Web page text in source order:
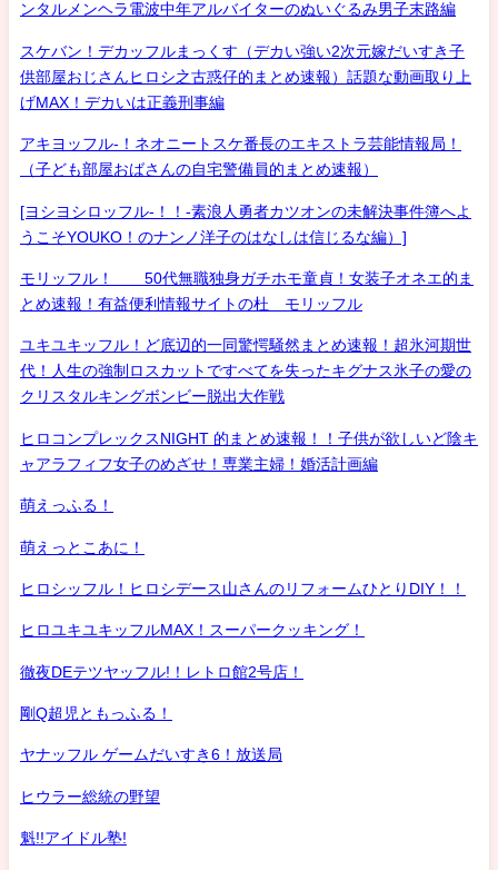
ンタルメンヘラ電波中年アルバイターのぬいぐるみ男子末路編
スケバン！デカッフルまっくす（デカい強い2次元嫁だいすき子
供部屋おじさんヒロシ之古惑仔的まとめ速報）話題な動画取り上
げMAX！デカいは正義刑事編
アキヨッフル-！ネオニートスケ番長のエキストラ芸能情報局！
（子ども部屋おばさんの自宅警備員的まとめ速報）
[ヨシヨシロッフル-！！-素浪人勇者カツオンの未解決事件簿へよ
うこそYOUKO！のナンノ洋子のはなしは信じるな編）]
モリッフル！ 50代無職独身ガチホモ童貞！女装子オネエ的ま
とめ速報！有益便利情報サイトの杜 モリッフル
ユキユキッフル！ど底辺的一同驚愕騒然まとめ速報！超氷河期世
代！人生の強制ロスカットですべてを失ったキグナス氷子の愛の
クリスタルキングボンビー脱出大作戦
ヒロコンプレックスNIGHT 的まとめ速報！！子供が欲しいど陰キ
ャアラフィフ女子のめざせ！専業主婦！婚活計画編
萌えっふる！
萌えっとこあに！
ヒロシッフル！ヒロシデース山さんのリフォームひとりDIY！！
ヒロユキユキッフルMAX！スーパークッキング！
徹夜DEテツヤッフル!！レトロ館2号店！
剛Q超児ともっふる！
ヤナッフル ゲームだいすき6！放送局
ヒウラー総統の野望
魁!!アイドル塾!